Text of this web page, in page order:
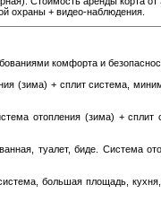
охраны + видео-наблюдения.
комфорта и
(зима) + сплит система,
отопления (зима) + сплит
туалет, биде. Система
большая площадь,